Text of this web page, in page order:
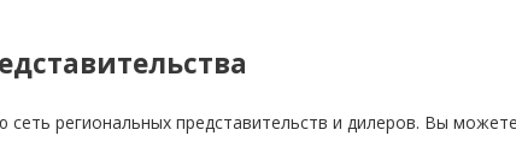
региональных представительств и дилеров. Вы